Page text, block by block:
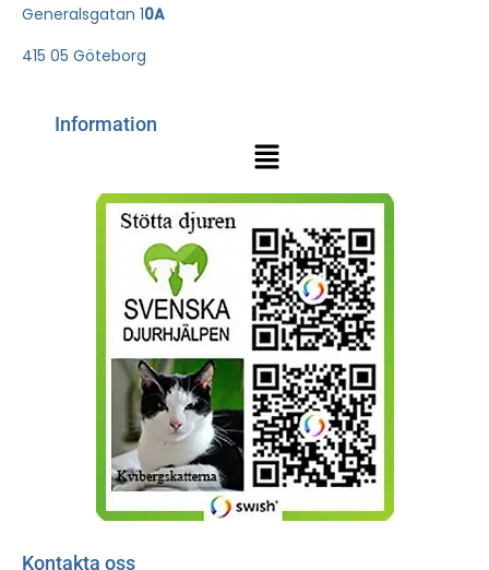
Generalsgatan 10A
415 05 Göteborg
Information
Kontakta oss